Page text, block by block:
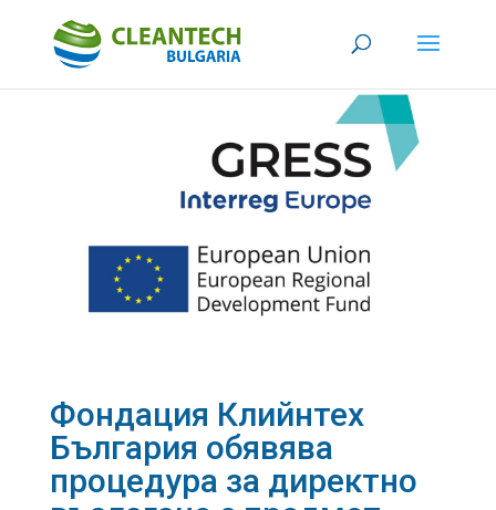
Фондация Клийнтех
България обявява
процедура за директно